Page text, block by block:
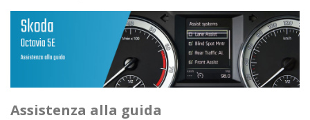
Assistenza alla guida